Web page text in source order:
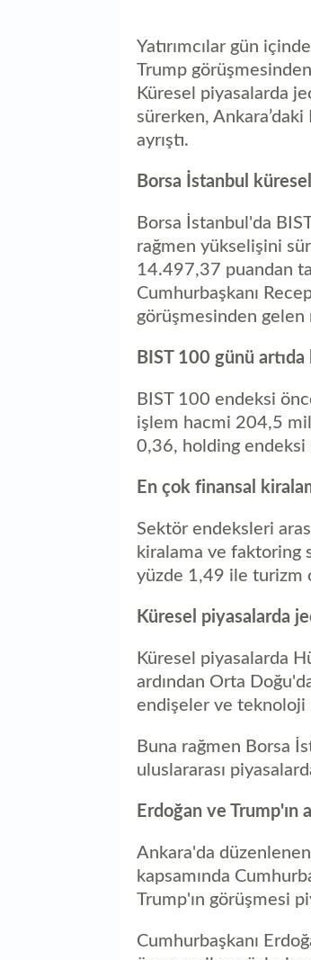
Yatırımcılar gün
Trump görüşmesinden
Küresel piyasalarda
sürerken,
ayrıştı.
Borsa İstanbul
Borsa İstanbul'da
rağmen yükselişini
14.497,37 puandan
Cumhurbaşkanı
görüşmesinden gelen
BIST 100 günü artıda
BIST 100 endeksi
işlem hacmi 204,5
0,36, holding endeksi
En çok finansal
Sektör endeksleri
kiralama ve faktoring
yüzde 1,49 ile turizm
Küresel piyasalarda
Küresel piyasalarda
ardından Orta
endişeler ve teknoloji
Buna rağmen Borsa
uluslararası
Erdoğan ve Trump'ın
Ankara'da
kapsamında
Trump'ın görüşmesi
Cumhurbaşkanı